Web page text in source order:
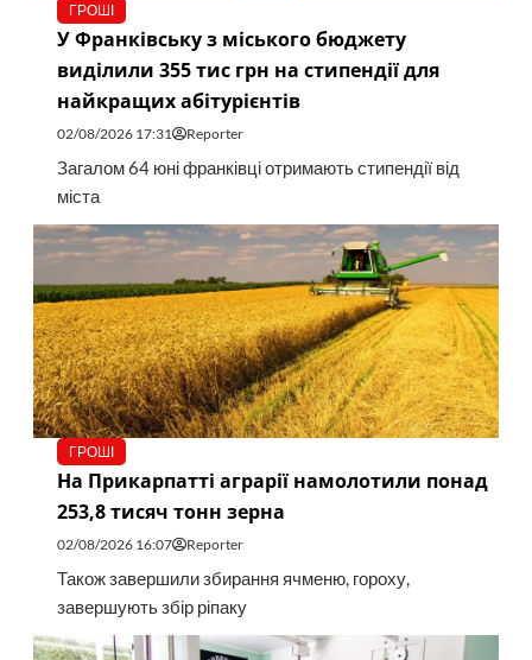
ГРОШІ
У Франківську з міського бюджету
виділили 355 тис грн на стипендії для
найкращих абітурієнтів
02/08/2026 17:31 Reporter
Загалом 64 юні франківці отримають стипендії від
міста
ГРОШІ
На Прикарпатті аграрії намолотили понад
253,8 тисяч тонн зерна
02/08/2026 16:07 Reporter
Також завершили збирання ячменю, гороху,
завершують збір ріпаку